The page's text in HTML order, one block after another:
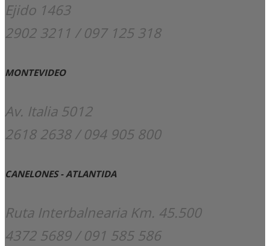
Ejido 1463
2902 3211 / 097 125 318
MONTEVIDEO
Av. Italia 5012
2618 2638 / 094 905 800
CANELONES - ATLANTIDA
Ruta Interbalnearia Km. 45.500
4372 5689 / 091 585 586